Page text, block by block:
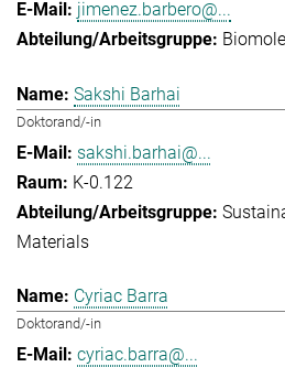
jimenez.barbero@...
Sakshi Barhai
Doktorand/-in
sakshi.barhai@...
K-0.122
Materials
Cyriac Barra
Doktorand/-in
cyriac.barra@...